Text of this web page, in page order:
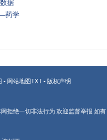
据
药学
- 网站地图TXT- 版权声明
拒绝一切非法行为 欢迎监督举报 如有